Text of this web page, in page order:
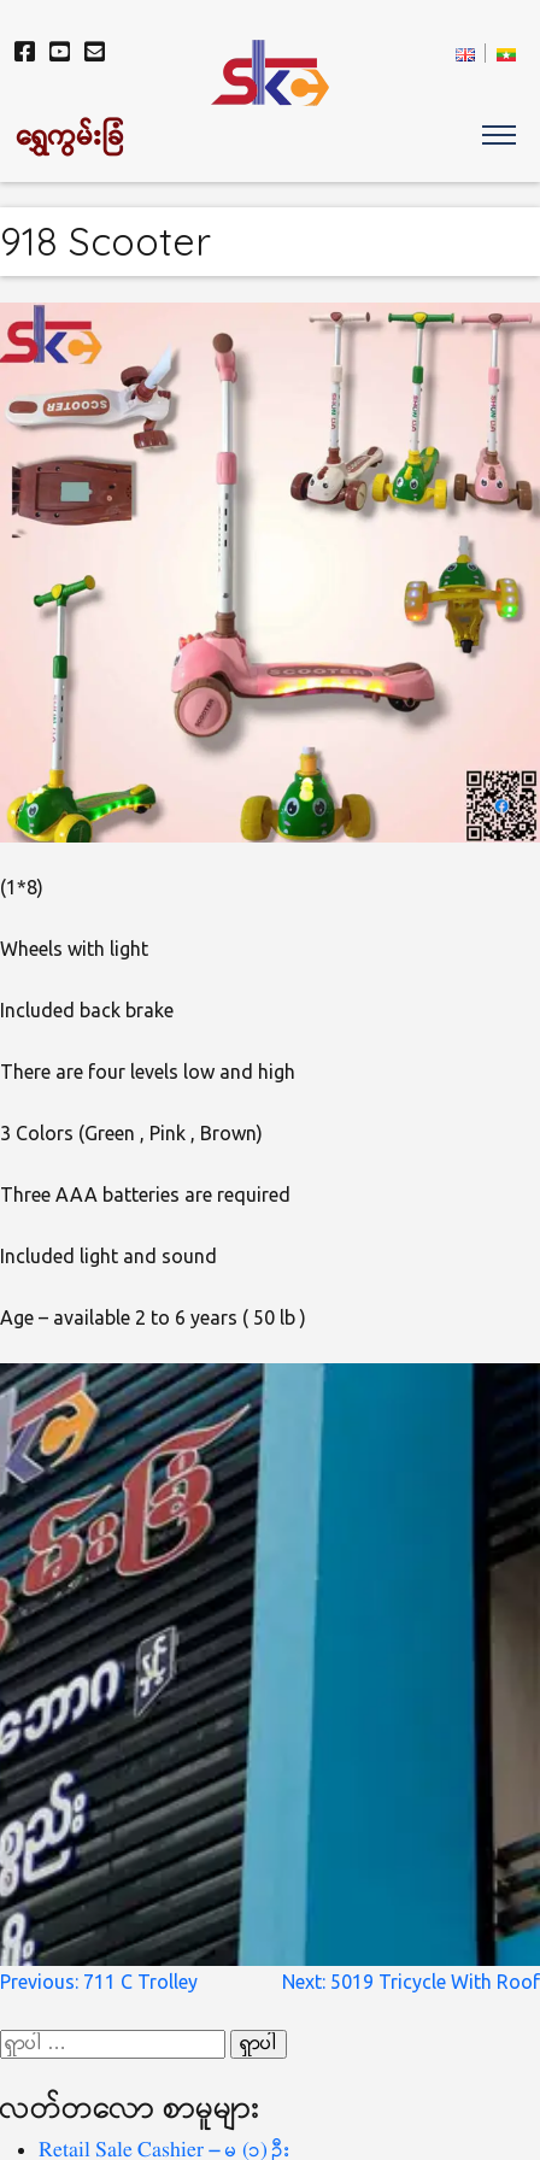
ရွှေကွမ်းခြံ
918 Scooter
(1*8)
Wheels with light
Included back brake
There are four levels low and high
3 Colors (Green , Pink , Brown)
Three AAA batteries are required
Included light and sound
Age – available 2 to 6 years ( 50 lb )
စာမူ
ပြ
Previous: 711 C Trolley Next: 5019 Tricycle With Roof
ရှာ
စကားလုံး
လတ်တ‌လော စာမူများ
Retail Sale Cashier – မ (၁) ဦး